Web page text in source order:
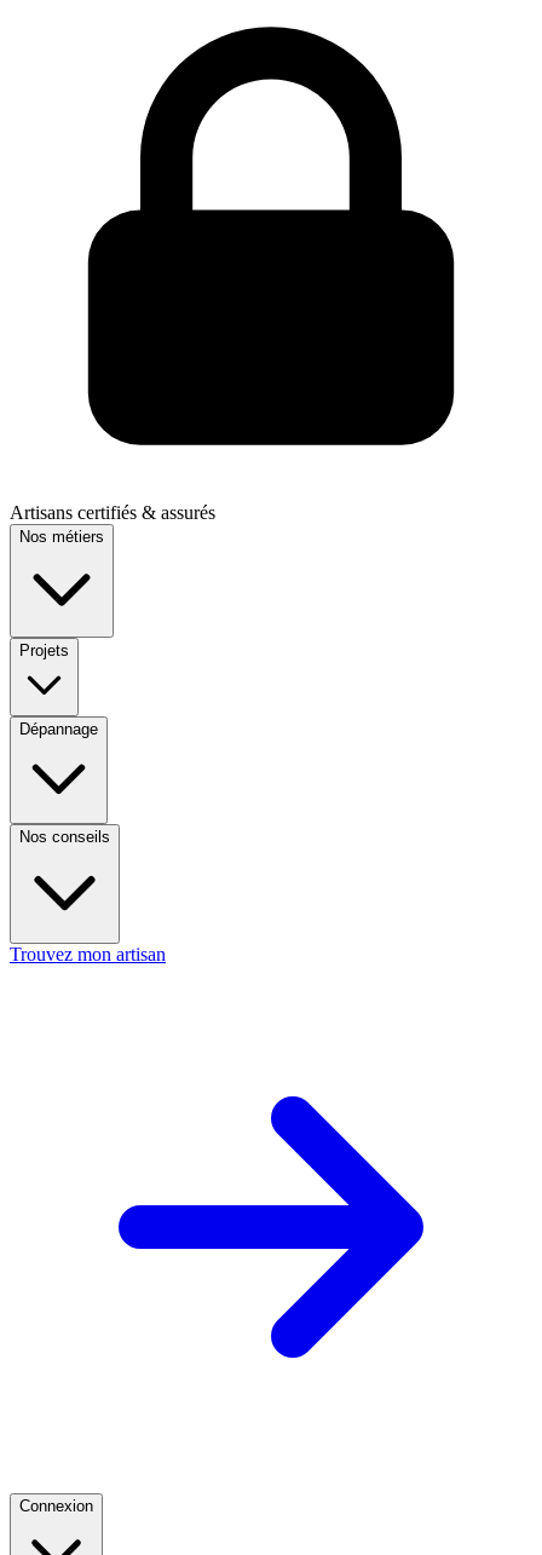
Artisans certifiés & assurés
Nos métiers
Projets
Dépannage
Nos conseils
Trouvez mon artisan
Connexion